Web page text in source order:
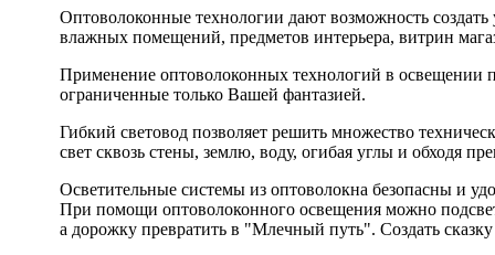
Оптоволоконные технологии дают возможность
влажных помещений, предметов интерьера, витрин
Применение оптоволоконных технологий в освещении
ограниченные только Вашей фантазией.
Гибкий световод позволяет решить множество
свет сквозь стены, землю, воду, огибая углы и обходя
Осветительные системы из оптоволокна безопасны и
При помощи оптоволоконного освещения можно
а дорожку превратить в "Млечный путь". Создать сказку